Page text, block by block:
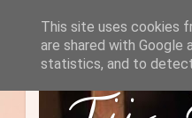
This site uses cookies
are shared with
statistics, and to